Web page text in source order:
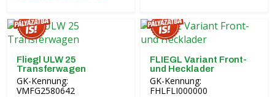
Fliegl ULW 25
Transferwagen
GK-Kennung:
VMFG2580642
FLIEGL Variant Front-
und Hecklader
GK-Kennung:
FHLFLI000000